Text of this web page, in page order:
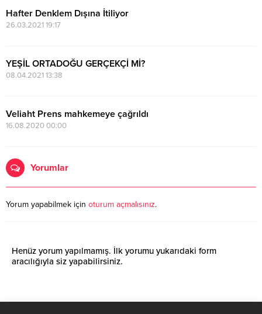
Hafter Denklem Dışına İtiliyor
26.03.2021 19:17
YEŞİL ORTADOĞU GERÇEKÇİ Mİ?
08.04.2021 13:38
Veliaht Prens mahkemeye çağrıldı
16.08.2020 00:00
Yorumlar
Yorum yapabilmek için oturum açmalısınız.
Henüz yorum yapılmamış. İlk yorumu yukarıdaki form
aracılığıyla siz yapabilirsiniz.